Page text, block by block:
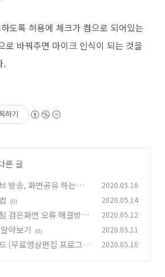
도록 허용에 체크가 켬으로 되어있는
로 바꿔주면 마이크 인식이 되는 것을
.
하기
른 글
방송, 화면공유 하는법
2020.05.16
(0) 2020.05.14
검은화면 오류 해결방법 2020.05.12
아보기 (0) 2020.05.11
(무료영상편집 프로그
2020.05.10